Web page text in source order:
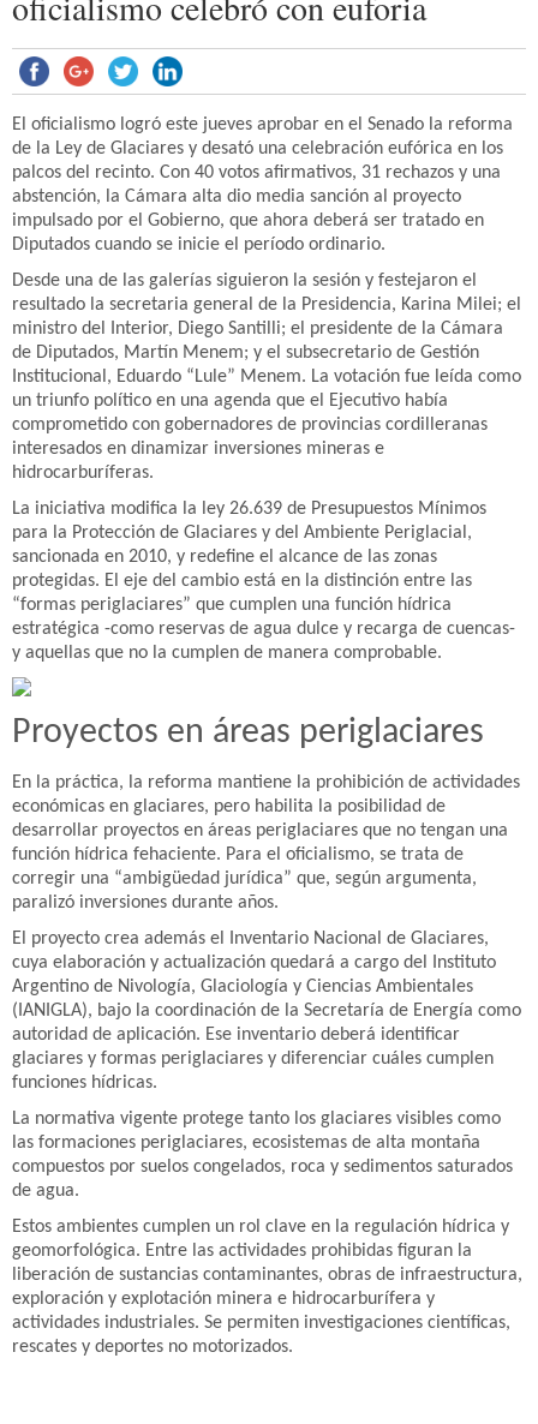
El oficialismo logró este jueves aprobar en el Senado la reforma
de la Ley de Glaciares y desató una celebración eufórica en los
palcos del recinto. Con 40 votos afirmativos, 31 rechazos y una
abstención, la Cámara alta dio media sanción al proyecto
impulsado por el Gobierno, que ahora deberá ser tratado en
Diputados cuando se inicie el período ordinario.
Desde una de las galerías siguieron la sesión y festejaron el
resultado la secretaria general de la Presidencia, Karina Milei; el
ministro del Interior, Diego Santilli; el presidente de la Cámara
de Diputados, Martín Menem; y el subsecretario de Gestión
Institucional, Eduardo “Lule” Menem. La votación fue leída como
un triunfo político en una agenda que el Ejecutivo había
comprometido con gobernadores de provincias cordilleranas
interesados en dinamizar inversiones mineras e
hidrocarburíferas.
La iniciativa modifica la ley 26.639 de Presupuestos Mínimos
para la Protección de Glaciares y del Ambiente Periglacial,
sancionada en 2010, y redefine el alcance de las zonas
protegidas. El eje del cambio está en la distinción entre las
“formas periglaciares” que cumplen una función hídrica
estratégica -como reservas de agua dulce y recarga de cuencas-
y aquellas que no la cumplen de manera comprobable.
Proyectos en áreas periglaciares
En la práctica, la reforma mantiene la prohibición de actividades
económicas en glaciares, pero habilita la posibilidad de
desarrollar proyectos en áreas periglaciares que no tengan una
función hídrica fehaciente. Para el oficialismo, se trata de
corregir una “ambigüedad jurídica” que, según argumenta,
paralizó inversiones durante años.
El proyecto crea además el Inventario Nacional de Glaciares,
cuya elaboración y actualización quedará a cargo del Instituto
Argentino de Nivología, Glaciología y Ciencias Ambientales
(IANIGLA), bajo la coordinación de la Secretaría de Energía como
autoridad de aplicación. Ese inventario deberá identificar
glaciares y formas periglaciares y diferenciar cuáles cumplen
funciones hídricas.
La normativa vigente protege tanto los glaciares visibles como
las formaciones periglaciares, ecosistemas de alta montaña
compuestos por suelos congelados, roca y sedimentos saturados
de agua.
Estos ambientes cumplen un rol clave en la regulación hídrica y
geomorfológica. Entre las actividades prohibidas figuran la
liberación de sustancias contaminantes, obras de infraestructura,
exploración y explotación minera e hidrocarburífera y
actividades industriales. Se permiten investigaciones científicas,
rescates y deportes no motorizados.